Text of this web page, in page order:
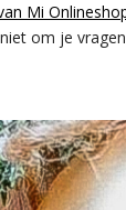
Mi
om je